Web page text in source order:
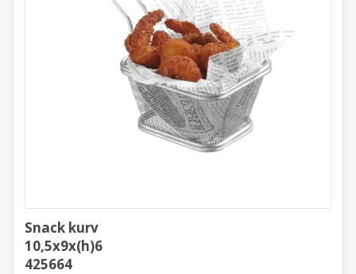
Snack kurv
10,5x9x(h)6
425664
Snack kurv
10,5x9x(h)6
425664